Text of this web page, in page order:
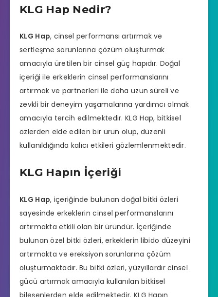
KLG Hap Nedir?
KLG Hap, cinsel performansı artırmakve
sertleşme sorunlarına çözüm oluşturmak
amacıyla üretilen bir cinsel güç hapıdır. Doğal
içeriği ile erkeklerin cinsel performanslarını
artırmak ve partnerleri ile daha uzun süreli ve
zevkli bir deneyim yaşamalarına yardımcı olmak
amacıyla tercih edilmektedir. KLG Hap, bitkisel
özlerden elde edilen bir ürün olup, düzenli
kullanıldığında kalıcı etkileri gözlemlenmektedir.
KLG Hapın İçeriği
KLG Hap, içeriğinde bulunan doğal bitki özleri
sayesinde erkeklerin cinsel performanslarını
artırmakta etkili olan bir üründür. İçeriğinde
bulunan özel bitki özleri, erkeklerin libido düzeyini
artırmakta ve ereksiyon sorunlarına çözüm
oluşturmaktadır. Bu bitki özleri, yüzyıllardır cinsel
gücü artırmak amacıyla kullanılan bitkisel
bileşenlerden elde edilmektedir. KLG Hapın